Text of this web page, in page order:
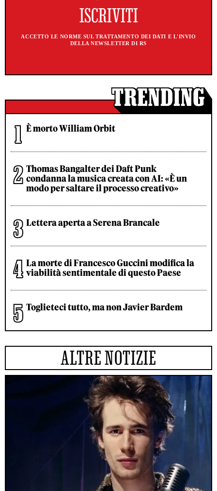
ACCETTO LE NORME SUL TRATTAMENTO DEI DATI E L'INVIO
DELLA NEWSLETTER DI RS
È morto William Orbit
Thomas Bangalter dei Daft Punk
condanna la musica creata con AI: «È un
modo per saltare il processo creativo»
Lettera aperta a Serena Brancale
La morte di Francesco Guccini modifica la
viabilità sentimentale di questo Paese
Toglieteci tutto, ma non Javier Bardem
ALTRE NOTIZIE